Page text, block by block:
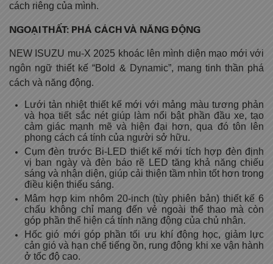
cách riêng của mình.
NGOẠI THẤT: PHÁ CÁCH VÀ NĂNG ĐỘNG
NEW ISUZU mu-X 2025 khoác lên mình diện mạo mới với
ngôn ngữ thiết kế “Bold & Dynamic”, mang tinh thần phá
cách và năng động.
Lưới tản nhiệt thiết kế mới với mảng màu tương phản
và họa tiết sắc nét giúp làm nổi bật phần đầu xe, tạo
cảm giác mạnh mẽ và hiện đại hơn, qua đó tôn lên
phong cách cá tính của người sở hữu.
Cụm đèn trước Bi-LED thiết kế mới tích hợp đèn định
vị ban ngày và đèn báo rẽ LED tăng khả năng chiếu
sáng và nhận diện, giúp cải thiện tầm nhìn tốt hơn trong
điều kiện thiếu sáng.
Mâm hợp kim nhôm 20-inch (tùy phiên bản) thiết kế 6
chấu không chỉ mang đến vẻ ngoài thể thao mà còn
góp phần thể hiện cá tính năng động của chủ nhân.
Hốc gió mới góp phần tối ưu khí động học, giảm lực
cản gió và hạn chế tiếng ồn, rung động khi xe vận hành
ở tốc độ cao.